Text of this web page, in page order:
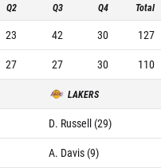
Q2 Q3 Q4 Total
23 42 30
127
27 27 30 110
LAKERS
D. Russell (29)
A. Davis (9)